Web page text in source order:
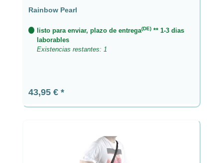
Rainbow Pearl
listo para enviar, plazo de entrega(DE) ** 1-3 dias
laborables
Existencias restantes: 1
Precio normal:
43,95 €